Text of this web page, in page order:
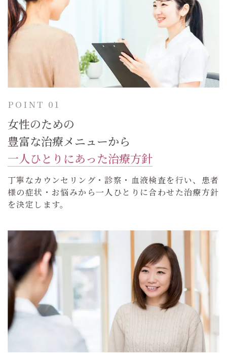
POINT 01
女性のための
豊富な治療メニューから
一人ひとりにあった治療方針
丁寧なカウンセリング・診察・血液検査を行い、患者
様の症状・お悩みから一人ひとりに合わせた治療方針
を決定します。